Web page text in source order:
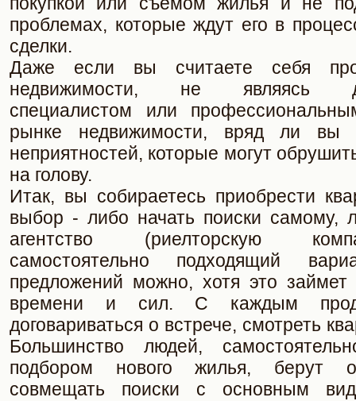
проблемах, которые ждут его в
сделки.
Даже если вы считаете себя
недвижимости, не являясь
специалистом или
рынке недвижимости, вряд ли вы
неприятностей, которые могут
на голову.
Итак, вы собираетесь приобрести
выбор - либо начать поиски самому,
агентство (риелторскую
самостоятельно подходящий
предложений можно, хотя это займет
времени и сил. С каждым
договариваться о встрече, смотреть
Большинство людей,
подбором нового жилья, берут
совмещать поиски с основным